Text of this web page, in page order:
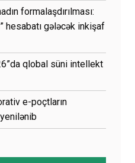
formalaşdırılması:
hesabatı gələcək inkişaf
qlobal süni intellekt
e-poçtların